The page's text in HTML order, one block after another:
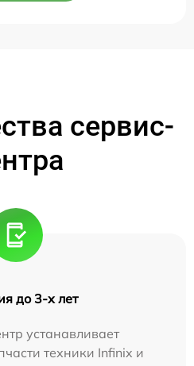
сервис-
до 3-х лет
устанавливает
техники Infinix и